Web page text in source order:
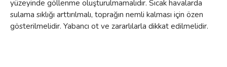
yüzeyinde göllenme oluşturulmamalıdır. Sıcak havalarda
sulama sıklığı arttırılmalı, toprağın nemli kalması için özen
gösterilmelidir. Yabancı ot ve zararlılarla dikkat edilmelidir.